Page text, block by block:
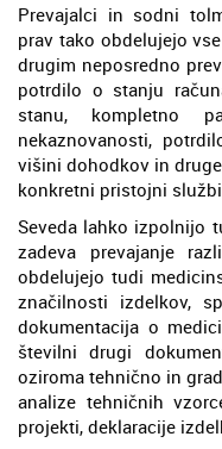
Prevajalci in sodni
prav tako obdelujejo
drugim neposredno
potrdilo o stanju
stanu, kompletno
nekaznovanosti,
višini dohodkov in
konkretni pristojni službi.
Seveda lahko izpolnijo
zadeva prevajanje
obdelujejo tudi
značilnosti izdelkov,
dokumentacija o
številni drugi
oziroma tehnično in
analize tehničnih
projekti, deklaracije